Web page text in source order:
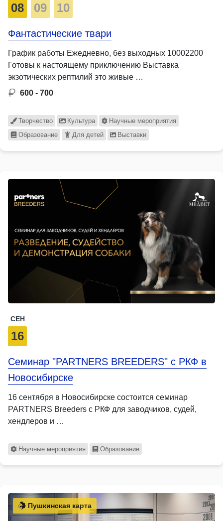
08 09 10
Фантастические твари
График работы Ежедневно, без выходных 10002200
Готовы к настоящему приключению Выставка
экзотических рептилий это живые …
600 - 700
Творчество Культура
Научные мероприятия
Образование
Для детей Выставки
СЕН
16
Семинар "PARTNERS BREEDERS" c РКФ в
Новосибирске
16 сентября в Новосибирске состоится семинар
PARTNERS Breeders с РКФ для заводчиков, судей,
хендлеров и …
Научные мероприятия Образование
Пушкинская карта